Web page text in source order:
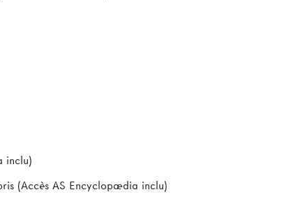
inclu)
(Accès AS Encyclopædia inclu)